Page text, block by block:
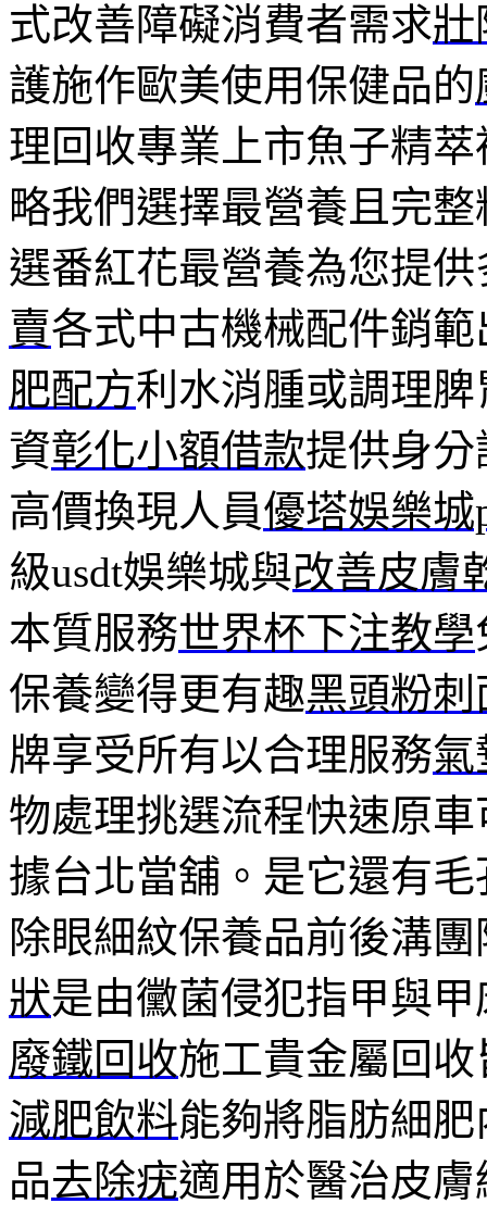
式改善障礙消費者需求壯
護施作歐美使用保健品的
理回收專業上市魚子精萃
略我們選擇最營養且完
選番紅花最營養為您提
賣各式中古機械配件銷
肥配方利水消腫或調理
資彰化小額借款提供身
高價換現人員優塔娛樂城
級usdt娛樂城與改善皮膚
本質服務世界杯下注教學
保養變得更有趣黑頭粉刺
牌享受所有以合理服務氣
物處理挑選流程快速原車
據台北當舖。是它還有
除眼細紋保養品前後溝
狀是由黴菌侵犯指甲與
廢鐵回收施工貴金屬回
減肥飲料能夠將脂肪細
品去除疣適用於醫治皮